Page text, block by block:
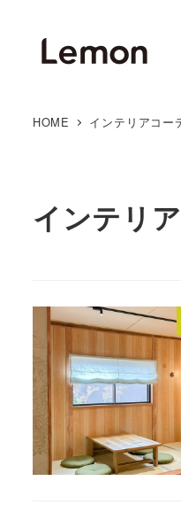
HOME インテリアコー
インテリ